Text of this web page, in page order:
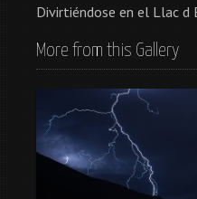
Divirtiéndose en el Llac d
More from this Gallery